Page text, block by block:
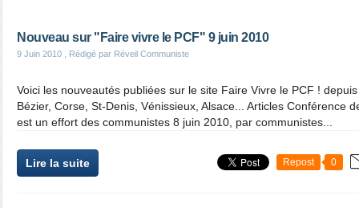
Nouveau sur "Faire vivre le PCF" 9 juin 2010
9 Juin 2010 , Rédigé par Réveil Communiste
Voici les nouveautés publiées sur le site Faire Vivre le PCF !
Bézier, Corse, St-Denis, Vénissieux, Alsace... Articles Conférence
est un effort des communistes 8 juin 2010, par communistes...
Lire la suite Repost 0